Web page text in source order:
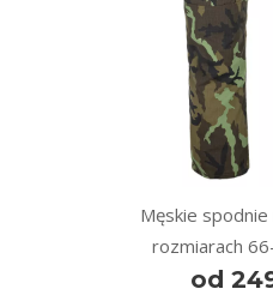
Męskie
rozmiarach
od